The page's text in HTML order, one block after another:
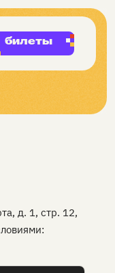
билеты
д. 1, стр. 12,